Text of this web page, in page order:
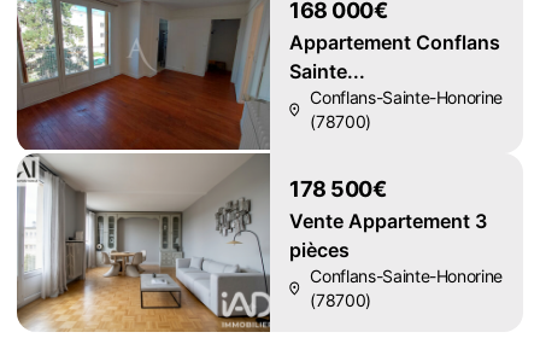
168 000€
Appartement Conflans
Sainte...
Conflans-Sainte-Honorine
(78700)
178 500€
Vente Appartement 3
pièces
Conflans-Sainte-Honorine
(78700)